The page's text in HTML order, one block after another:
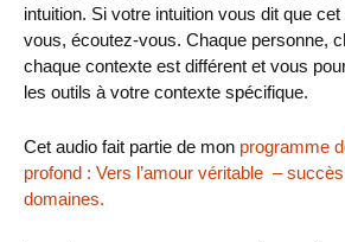
intuition. Si votre intuition vous dit que cet
vous, écoutez-vous. Chaque personne,
chaque contexte est différent et vous
les outils à votre contexte spécifique.
Cet audio fait partie de mon programme
profond : Vers l’amour véritable –
domaines.